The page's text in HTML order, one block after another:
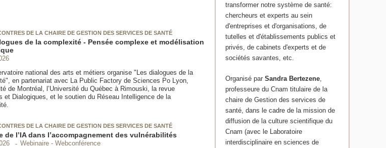
DE LA CHAIRE DE GESTION DES SERVICES DE SANTÉ
de la complexité - Pensée complexe et modélisation
national des arts et métiers organise "Les dialogues de la
en partenariat avec La Public Factory de Sciences Po Lyon,
de Montréal, l’Université du Québec à Rimouski, la revue
et Dialogiques, et le soutien du Réseau Intelligence de la
DE LA CHAIRE DE GESTION DES SERVICES DE SANTÉ
de l’IA dans l’accompagnement des vulnérabilités
Webinaire - Webconférence
transformer notre système de santé:
chercheurs et experts au sein
d'entreprises et d'organisations, de
tutelles et d'établissements publics et
privés, de cabinets d'experts et de
sociétés savantes, etc.
Organisé parSandra Bertezene
professeure du Cnam titulaire de la
chaire de Gestion des services de
santé, dans le cadre de la mission de
diffusion de la culture scientifique du
Cnam (avec le Laboratoire
interdisciplinaire en sciences de